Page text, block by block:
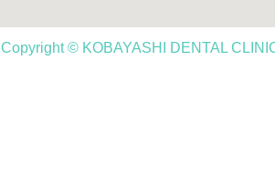
Copyright © KOBAYASHI DENTAL